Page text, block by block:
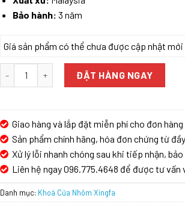
Bảo hành: 3 năm
Giá sản phẩm có thể chưa được cập nhật
KHÓA CỬA NHÔM KASSLER KL599-RB APP số
ĐẶT HÀNG NGAY
Giao hàng và lắp đặt miễn phí cho đơn
Sản phẩm chính hãng, hóa đơn chứng từ
Xử lý lỗi nhanh chóng sau khi tiếp nhận, bảo
Liên hệ ngay 096.775.4648 để được tư vấn
Danh mục: Khoá Cửa Nhôm Xingfa